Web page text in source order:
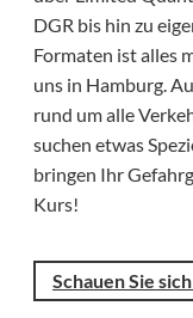
DGR bis hin zu
Formaten ist alles
uns in Hamburg.
rund um alle
suchen etwas
bringen Ihr
Kurs!
Schauen Sie